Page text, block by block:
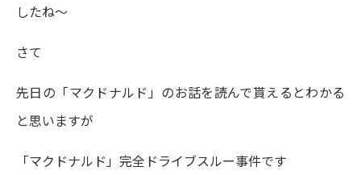
したね～
さて
先日の「マクドナルド」のお話を読んで貰えるとわかる
と思いますが
「マクドナルド」完全ドライブスルー事件です